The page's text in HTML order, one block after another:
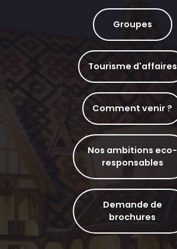
Groupes
Tourisme d'affaires
Comment venir ?
Nos ambitions eco-
responsables
Demande de
brochures